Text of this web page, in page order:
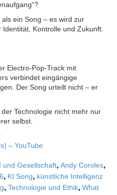
als ein Song – es wird zur
Kontrolle und Zukunft.
Electro-Pop-Track mit
verbindet eingängige
Der Song urteilt nicht – er
Technologie nicht mehr nur
selbst.
– YouTube
und Gesellschaft, Andy Coroles,
, KI Song, künstliche Intelligenz
, Technologie und Ethik, What